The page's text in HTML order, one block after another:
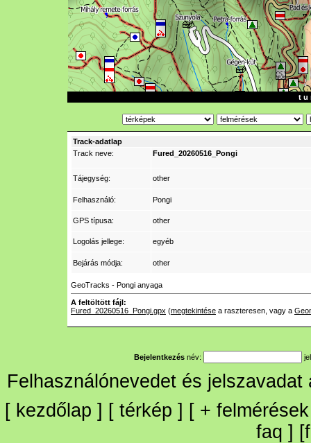
t u
Track-adatlap
Track neve:
Fured_20260516_Pongi
Tájegység: other
Felhasználó: Pongi
GPS típusa: other
Logolás jellege: egyéb
Bejárás módja: other
GeoTracks - Pongi anyaga
A feltöltött fájl:
Fured_20260516_Pongi.gpx (megtekintése a raszteresen, vagy a
Bejelentkezés név:
Felhasználónevedet és
[ kezdőlap ] [ térkép ] [ + felmérések
faq ] [